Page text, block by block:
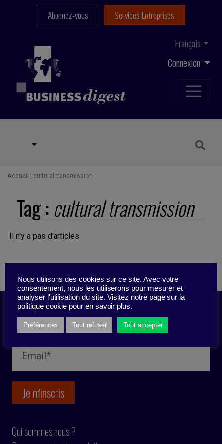
Connexion
Français
Abonnez-vous Services Entreprises
Accueil | cultural transmission
Tag : cultural transmission
Il n'y a pas d'articles
Inscription newsletter
Qui sommes nous ?
Nous utilisons des cookies sur ce site. Avec votre
consentement, nous les utiliserons pour mesurer et
analyser l'utilisation du site. Visitez notre page sur la
politique cookie pour en savoir plus.
Préférences Tout refuser Tout accepter